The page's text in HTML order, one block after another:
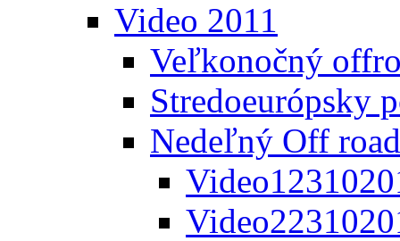
Video 2011
Veľkonočný
Stredoeurópsky
Nedeľný Off